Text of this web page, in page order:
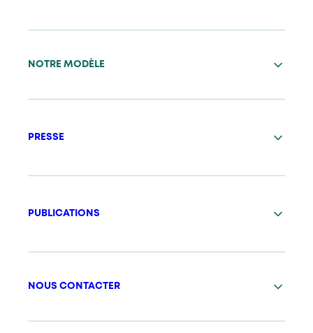
NOTRE MODÈLE
PRESSE
PUBLICATIONS
NOUS CONTACTER